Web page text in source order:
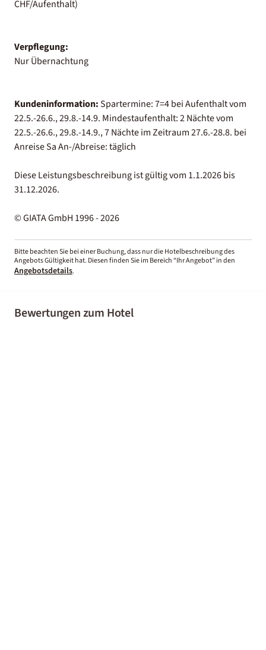
CHF/Aufenthalt)
Verpflegung:
Nur Übernachtung
Kundeninformation:Spartermine: 7=4 bei Aufenthalt vom
22.5.-26.6., 29.8.-14.9. Mindestaufenthalt: 2 Nächte vom
22.5.-26.6., 29.8.-14.9., 7 Nächte im Zeitraum 27.6.-28.8. bei
Anreise Sa An-/Abreise: täglich
Diese Leistungsbeschreibung ist gültig vom 1.1.2026 bis
31.12.2026.
© GIATA GmbH 1996 - 2026
Bitte beachten Sie bei einer Buchung, dass nur die Hotelbeschreibung des
Angebots Gültigkeit hat. Diesen finden Sie im Bereich “Ihr Angebot” in den
Angebotsdetails.
Bewertungen zum Hotel